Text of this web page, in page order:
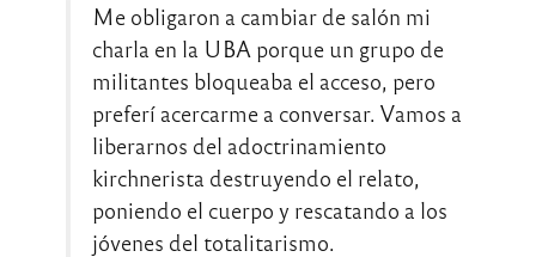
Me obligaron a cambiar de salón mi
charla en la UBA porque un grupo de
militantes bloqueaba el acceso, pero
preferí acercarme a conversar. Vamos a
liberarnos del adoctrinamiento
kirchnerista destruyendo el relato,
poniendo el cuerpo y rescatando a los
jóvenes del totalitarismo.